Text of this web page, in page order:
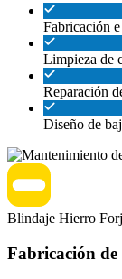
Fabricación
Limpieza de
Reparación
Diseño de
Blindaje Hierro
Fabricación de